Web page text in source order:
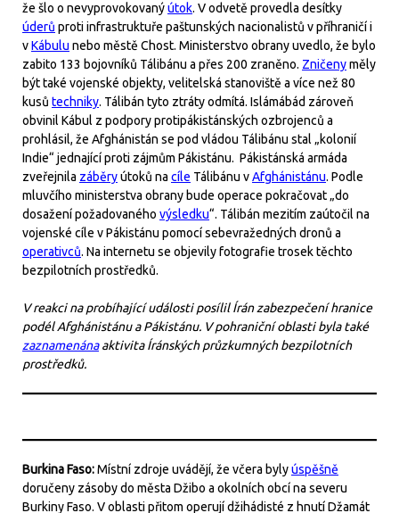
že šlo o nevyprovokovanýútok. V odvetě provedla desítky
úderů proti infrastruktuře paštunských nacionalistů v příhraničí i
vKábulu nebo městě Chost. Ministerstvo obrany uvedlo, že bylo
zabito 133 bojovníků Tálibánu a přes 200 zraněno. Zničenyměly
být také vojenské objekty, velitelská stanoviště a více než 80
kusů techniky. Tálibán tyto ztráty odmítá. Islámábád zároveň
obvinil Kábul z podpory proti­pákistánských ozbrojenců a
prohlásil, že Afghánistán se pod vládou Tálibánu stal „kolonií
Indie“ jednající proti zájmům Pákistánu. Pákistánská armáda
zveřejnila záběryútoků na cíle Tálibánu vAfghánistánu. Podle
mluvčího ministerstva obrany bude operace pokračovat „do
dosažení požadovaného výsledku“. Tálibán mezitím zaútočil na
vojenské cíle v Pákistánu pomocí sebevražedných dronů a
operativců. Na internetu se objevily fotografie trosek těchto
bezpilotních prostředků.
V reakci na probíhající události posílil Írán zabezpečení hranice
podél Afghánistánu a Pákistánu. V pohraniční oblasti byla také
zaznamenánaaktivita Íránských průzkumných bezpilotních
prostředků.
Burkina Faso:Místní zdroje uvádějí, že včera bylyúspěšně
doručeny zásoby do města Džibo a okolních obcí na severu
Burkiny Faso. V oblasti přitom operují džihádisté z hnutí Džamát